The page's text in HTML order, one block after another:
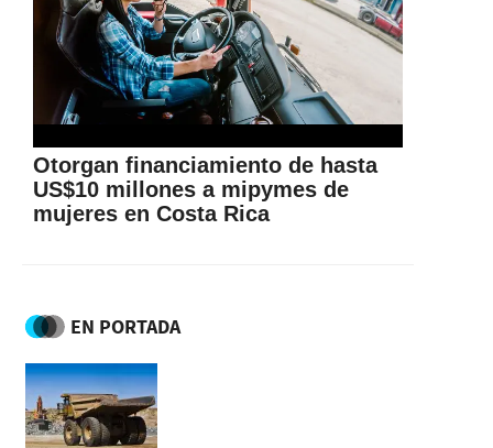
Otorgan financiamiento de hasta
US$10 millones a mipymes de
mujeres en Costa Rica
EN PORTADA